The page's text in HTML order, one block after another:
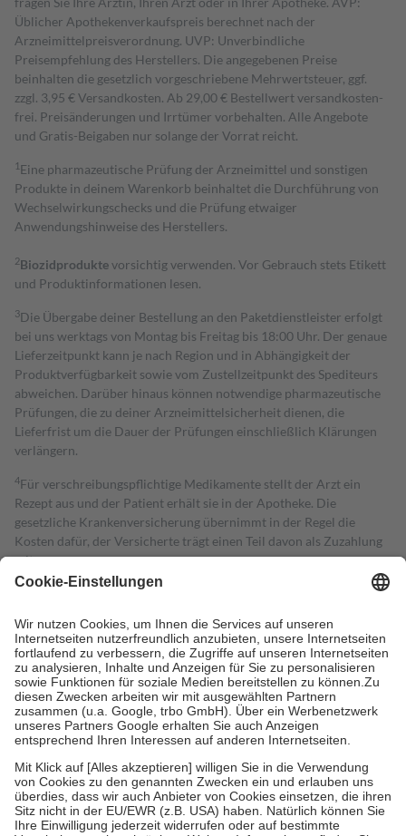
Üblicher Apothekenverkaufspreis berechnet nach der
Arzneimittelpreisverordnung. UVP: Unverbindliche
Preisempfehlung des Herstellers. Die angegebenen Preise
beinhalten die gesetzlich vorgeschriebene Mehrwertsteuer, ggf.
zzgl. 3,95 € Versandkosten. Ab 29,00 € Bestell­wert versand­kosten­
frei. Preisänderungen und Irrtümer vorbehalten. Alle Angebote
und Gratis-Beigaben nur solange der Vorrat reicht.
1 Eine pharmazeutische Prüfung der Arzneimittel und sonstigen
Produkte in deinem Warenkorb beinhaltet die Durchführung von
Wechselwirkungschecks und die Prüfung etwaiger
Anwendungshinweise des Herstellers.
2Biozidproduktevorsichtig verwenden. Vor Gebrauch stets Etikett
und Produktinformationen lesen.
3Die Übergabe deiner Bestellung an den Paketdienstleister erfolgt
bei uns werktags von Montag bis Freitag bis 18:00 Uhr. Der genaue
Lieferzeitpunkt kann je nach Region und in Abhängigkeit der
Produktverfügbarkeit sowie vom Zustellzeitpunkt des Spediteurs
abweichen. Darüber hinaus können notwendige pharmazeutische
Prüfungen, die zu deiner Arzneimittelsicherheit dienen, die
Lieferfrist um die Dauer der Prüfungen einschließlich Klärungen
verlängern.
4Für verschreibungspflichtige Medikamente stellt der Arzt ein
Rezept aus und der Patient erhält sie in der Apotheke. Die
gesetzliche Krankenversicherung übernimmt in der Regel die
Kosten dafür, der Versicherte trägt einen Teil davon als Zuzahlung
mit.
Grundsätzlich leisten Mitglieder Zuzahlungen in Höhe von zehn
höchstens zehn Euro.
Es sind jedoch nie mehr als die tatsächlichen
Kosten der Leistung zu entrichten.
Diese Regeln gelten grundsätzlich auch für Online-Apotheken.
Bei Heilmitteln und häuslicher Krankenpflege beträgt die
Zuzahlung zehn Prozent der Kosten sowie zehn Euro je
Verordnung.
Um das Engagement der Versicherten für ihre eigene Gesundheit zu
stärken und die besondere Stellung der Familie zu unterstützen,
fallenkeine Zuzahlungenan bei:
• Kindern und Jugendlichen bis zum vollendeten 18. Lebensjahr
mit Ausnahme der Fahrkosten
• Untersuchungen zur Vorsorge und Früherkennung, die von der